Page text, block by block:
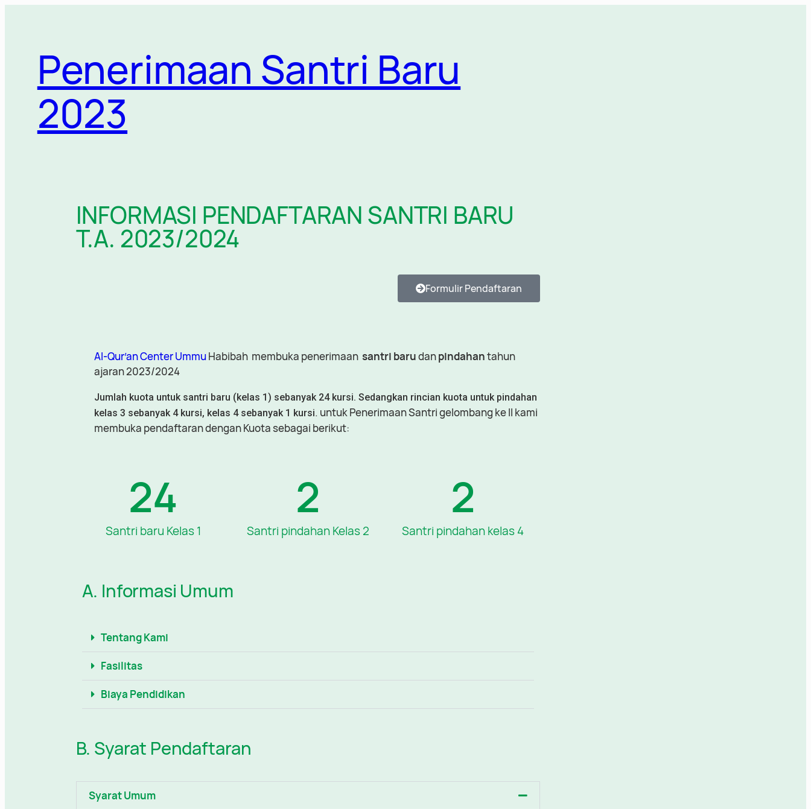
Penerimaan Santri Baru
2023
INFORMASI PENDAFTARAN SANTRI BARU
T.A. 2023/2024
Formulir Pendaftaran
Al-Qur’an Center Ummu Habibah membuka penerimaan santri barudanpindahantahun
ajaran 2023/2024
Jumlah kuota untuk santri baru (kelas 1) sebanyak 24 kursi. Sedangkan rincian kuota untuk pindahan
kelas 3 sebanyak 4 kursi, kelas 4 sebanyak 1 kursi. untuk Penerimaan Santri gelombang ke II kami
membuka pendaftaran dengan Kuota sebagai berikut:
Santri baru Kelas 1
24
Santri pindahan Kelas 2
2
Santri pindahan kelas 4
2
A. Informasi Umum
Tentang Kami
Fasilitas
Biaya Pendidikan
B. Syarat Pendaftaran
Syarat Umum